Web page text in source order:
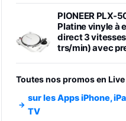
PIONEER PLX-
Platine vinyle à
direct 3
trs/min) avec
Smartphone
Toutes nos promos en
sur les Apps iPhone,
TV